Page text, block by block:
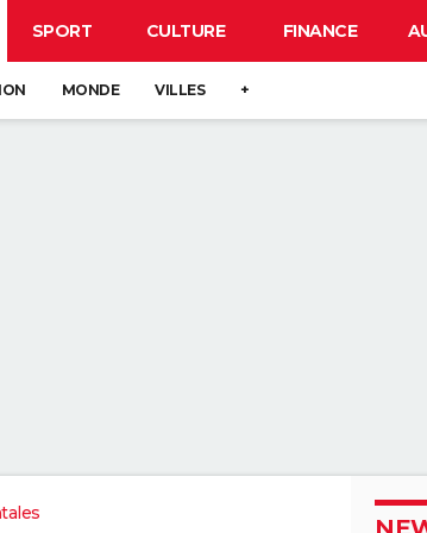
SPORT CULTURE FINANCE
MONDE VILLES +